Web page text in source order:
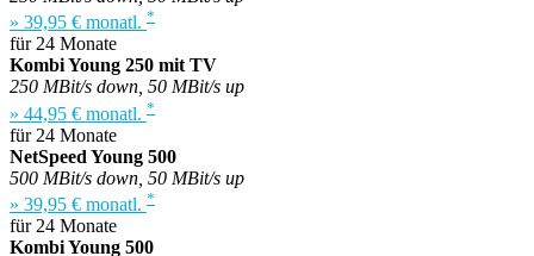
» 39,95 € monatl. *
für 24 Monate
Kombi Young 250 mit TV
250 MBit/s down, 50 MBit/s up
» 44,95 € monatl. *
für 24 Monate
NetSpeed Young 500
500 MBit/s down, 50 MBit/s up
» 39,95 € monatl. *
für 24 Monate
Kombi Young 500